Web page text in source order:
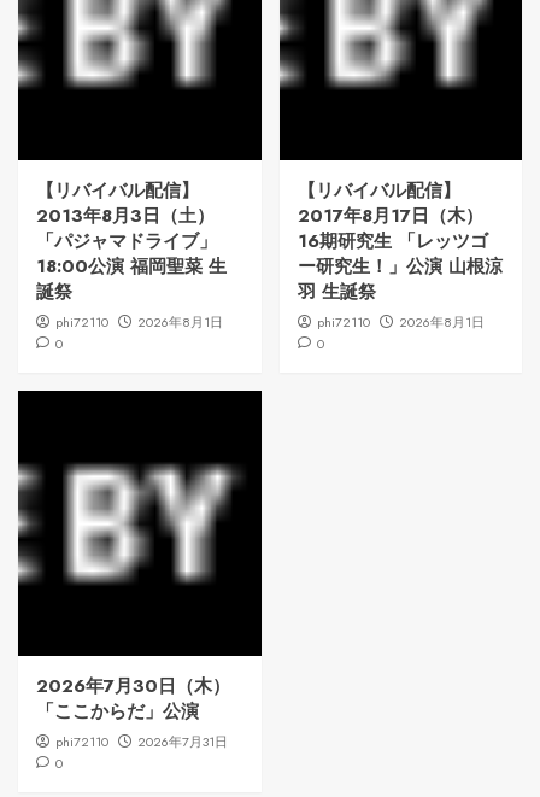
【リバイバル配信】
2013年8月3日（土）
「パジャマドライブ」
18:00公演 福岡聖菜 生
誕祭
phi72110
2026年8月1日
0
【リバイバル配信】
2017年8月17日（木）
16期研究生 「レッツゴ
ー研究生！」公演 山根涼
羽 生誕祭
phi72110
2026年8月1日
0
2026年7月30日（木）
「ここからだ」公演
phi72110
2026年7月31日
0